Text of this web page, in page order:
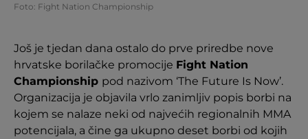
Foto: Fight Nation Championship
Još je tjedan dana ostalo do prve priredbe nove
hrvatske borilačke promocije Fight Nation
Championship pod nazivom ‘The Future Is Now’.
Organizacija je objavila vrlo zanimljiv popis borbi na
kojem se nalaze neki od najvećih regionalnih MMA
potencijala, a čine ga ukupno deset borbi od kojih